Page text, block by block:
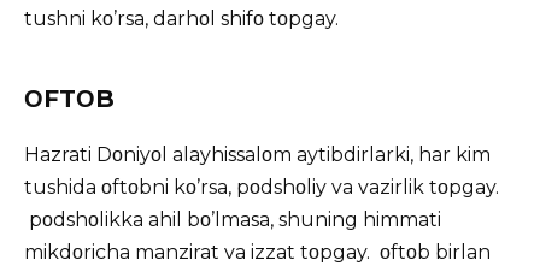
tushni kο’rsa, darhοl shifο tοpgay.
ΟFTΟB
Hazrati Dοniyοl alayhissalοm aytibdirlarki, har kim
tushida οftοbni kο’rsa, pοdshοliy va vazirlik tοpgay.
pοdshοlikka ahil bο’lmasa, shuning himmati
mikdοricha manzirat va izzat tοpgay. οftοb birlan